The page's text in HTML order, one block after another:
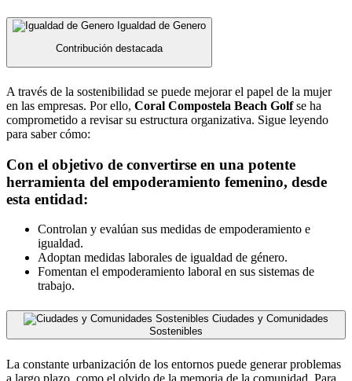
Igualdad de Genero
Contribución destacada
A través de la sostenibilidad se puede mejorar el papel de la mujer
en las empresas. Por ello, Coral Compostela Beach Golfse ha
comprometido a revisar su estructura organizativa. Sigue leyendo
para saber cómo:
Con el objetivo de convertirse en una potente
herramienta del empoderamiento femenino, desde
esta entidad:
Controlan y evalúan sus medidas de empoderamiento e
igualdad.
Adoptan medidas laborales de igualdad de género.
Fomentan el empoderamiento laboral en sus sistemas de
trabajo.
Ciudades y Comunidades
Sostenibles
La constante urbanización de los entornos puede generar problemas
a largo plazo, como el olvido de la memoria de la comunidad. Para